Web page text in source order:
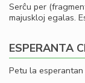
Serĉu per
majuskloj egalas.
ESPERANTA
Petu la